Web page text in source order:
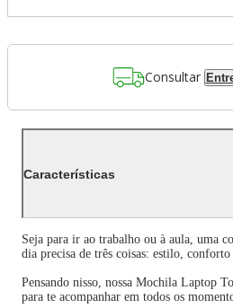
Consultar
Características
Seja para ir ao trabalho ou à aula, uma
dia precisa de três coisas: estilo,
Pensando nisso, nossa Mochila Laptop
para te acompanhar em todos os